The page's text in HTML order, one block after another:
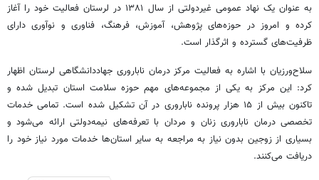
به عنوان یک نهاد عمومی غیردولتی از سال ۱۳۸۱ در لرستان فعالیت خود را آغاز
کرده و امروز در حوزه‌های پژوهش، آموزش، فرهنگ، فناوری و نوآوری دارای
ظرفیت‌های گسترده و اثرگذار است.
سلاح‌ورزیان با اشاره به فعالیت مرکز درمان ناباروری جهاددانشگاهی لرستان اظهار
کرد: این مرکز به یکی از مجموعه‌های مهم حوزه سلامت استان تبدیل شده و
تاکنون بیش از ۱۵ هزار پرونده ناباروری در آن تشکیل شده است. تمامی خدمات
تخصصی درمان ناباروری زنان و مردان با تعرفه‌های نیمه‌دولتی ارائه می‌شود و
بسیاری از زوجین بدون نیاز به مراجعه به سایر استان‌ها خدمات مورد نیاز خود را
دریافت می‌کنند.